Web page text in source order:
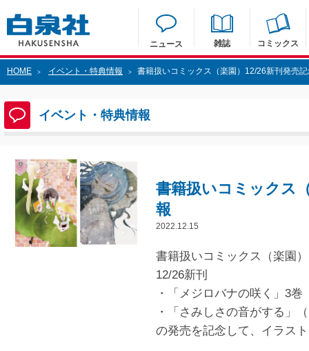
ニュース 雑誌 コミックス
HOME > イベント・特典情報 > 書籍扱いコミックス（楽園）12/26新刊発売
イベント・特典情報
書籍扱いコミックス
報
2022.12.15
書籍扱いコミックス（楽園）
12/26新刊
・「メジロバナの咲く」3
・「さみしさの音がする」
の発売を記念して、イラス